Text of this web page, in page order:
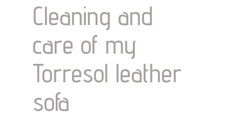
Cleaning and
care of my
Torresol leather
sofa